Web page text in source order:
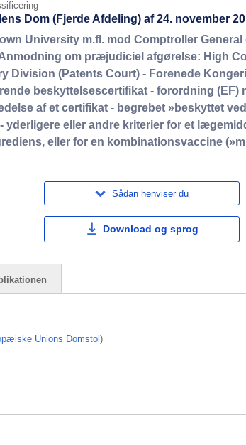
Dom (Fjerde Afdeling) af 24. november
University m.fl. mod Comptroller
om præjudiciel afgørelse: High
Division (Patents Court) - Forenede
beskyttelsescertifikat - forordning (EF)
af et certifikat - begrebet »beskyttet
yderligere eller andre kriterier for et
eller for en kombinationsvaccine
Sådan henviser du
Download og sprog
Unions Domstol)